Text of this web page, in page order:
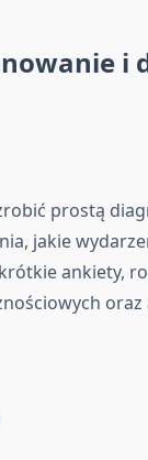
i
prostą
jakie
ankiety,